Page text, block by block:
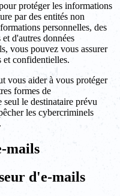
protéger les informations
par des entités non
personnelles, des
d'autres données
vous pouvez vous assurer
et confidentielles.
vous aider à vous protéger
formes de
le destinataire prévu
les cybercriminels
mails
d'e-mails